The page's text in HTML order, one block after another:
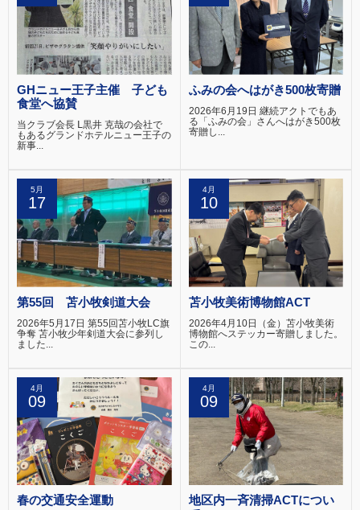
GHニュー王子主催 子ども
食堂へ協賛
当クラブ会長 Ⅼ黒井 克哉の会社で
もあるグランドホテルニュー王子の
新事...
ふみの会へはがき500枚寄贈
2026年6月19日 継続アクトでもあ
る「ふみの会」さんへはがき500枚
寄贈し...
5月
17
第55回 苫小牧剣道大会
2026年5月17日 第55回苫小牧LC旗
争奪 苫小牧少年剣道大会に参列し
ました...
4月
10
苫小牧美術博物館ACT
2026年4月10日（金）苫小牧美術
博物館へステッカー寄贈しました。
この...
4月
09
春の交通安全運動
4月
09
地区内一斉清掃ACTについ